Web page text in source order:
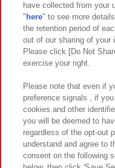
関連会社 サス
プライバシーポリシー
お取引先さまとと
カスタマーハラスメント対
have collected from your
" here" to see more
the retention period of
out of our sharing of your
Please click [Do Not
exercise your right.
Please note that even if
preference signals , if
cookies and other
you will be deemed to
regardless of the opt-out
understand and agree to
consent on the following